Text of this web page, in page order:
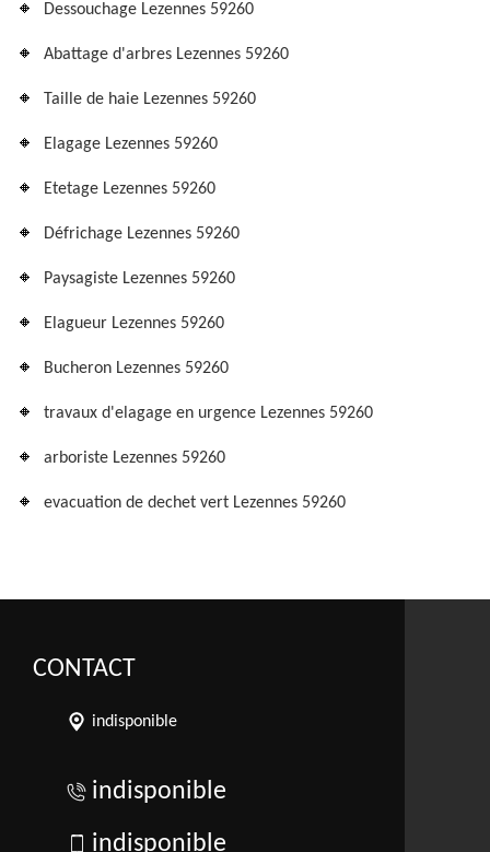
Dessouchage Lezennes 59260
Abattage d'arbres Lezennes 59260
Taille de haie Lezennes 59260
Elagage Lezennes 59260
Etetage Lezennes 59260
Défrichage Lezennes 59260
Paysagiste Lezennes 59260
Elagueur Lezennes 59260
Bucheron Lezennes 59260
travaux d'elagage en urgence Lezennes 59260
arboriste Lezennes 59260
evacuation de dechet vert Lezennes 59260
CONTACT
indisponible
indisponible
indisponible